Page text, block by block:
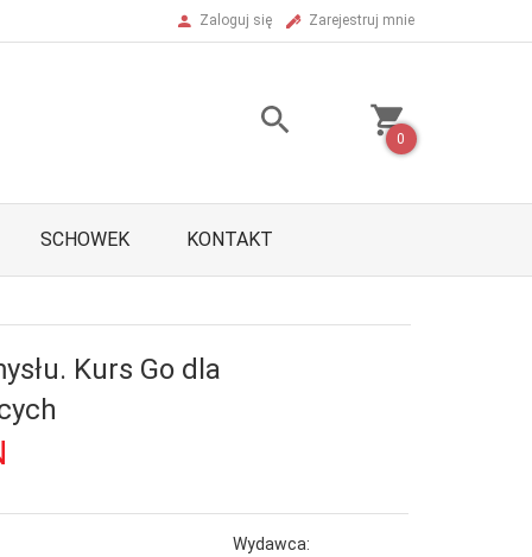
Zaloguj się Zarejestruj mnie
0
SCHOWEK KONTAKT
Kurs Go dla
Wydawca: